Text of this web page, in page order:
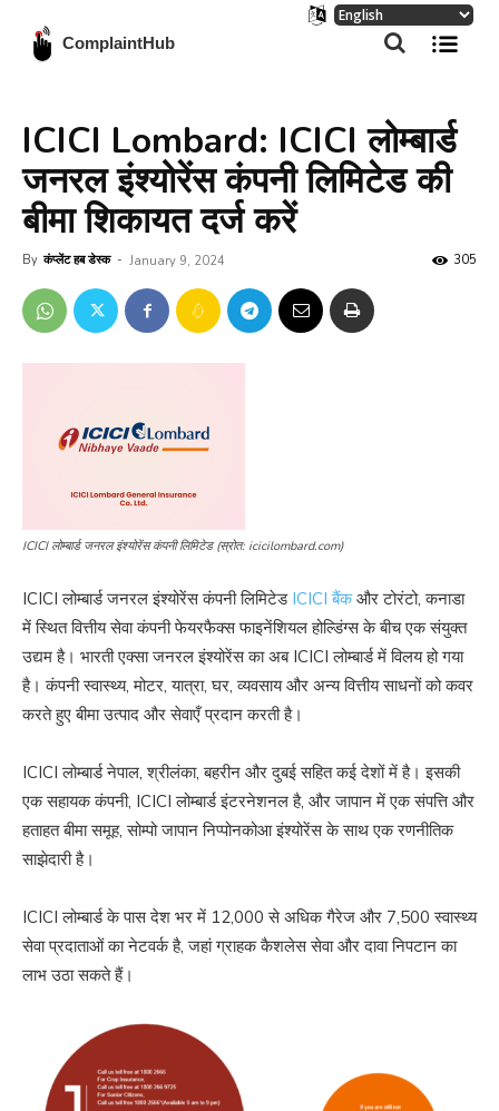
ComplaintHub
ICICI Lombard: ICICI लोम्बार्ड
जनरल इंश्योरेंस कंपनी लिमिटेड की
बीमा शिकायत दर्ज करें
By कंप्लेंट हब डेस्क - January 9, 2024 305
ICICI लोम्बार्ड जनरल इंश्योरेंस कंपनी लिमिटेड (स्रोत: icicilombard.com)
ICICI लोम्बार्ड जनरल इंश्योरेंस कंपनी लिमिटेड ICICI बैंकऔर टोरंटो, कनाडा
में स्थित वित्तीय सेवा कंपनी फेयरफैक्स फाइनेंशियल होल्डिंग्स के बीच एक संयुक्त
उद्यम है। भारती एक्सा जनरल इंश्योरेंस का अब ICICI लोम्बार्ड में विलय हो गया
है। कंपनी स्वास्थ्य, मोटर, यात्रा, घर, व्यवसाय और अन्य वित्तीय साधनों को कवर
करते हुए बीमा उत्पाद और सेवाएँ प्रदान करती है।
ICICI लोम्बार्ड नेपाल, श्रीलंका, बहरीन और दुबई सहित कई देशों में है। इसकी
एक सहायक कंपनी, ICICI लोम्बार्ड इंटरनेशनल है, और जापान में एक संपत्ति और
हताहत बीमा समूह, सोम्पो जापान निप्पोनकोआ इंश्योरेंस के साथ एक रणनीतिक
साझेदारी है।
ICICI लोम्बार्ड के पास देश भर में 12,000 से अधिक गैरेज और 7,500 स्वास्थ्य
सेवा प्रदाताओं का नेटवर्क है, जहां ग्राहक कैशलेस सेवा और दावा निपटान का
लाभ उठा सकते हैं।